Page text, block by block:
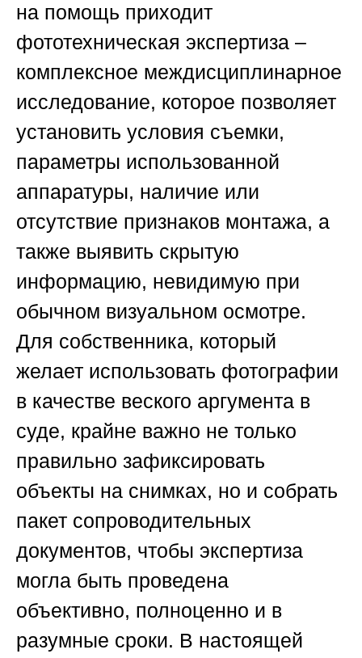
на помощь приходит
фототехническая экспертиза –
комплексное междисциплинарное
исследование, которое позволяет
установить условия съемки,
параметры использованной
аппаратуры, наличие или
отсутствие признаков монтажа, а
также выявить скрытую
информацию, невидимую при
обычном визуальном осмотре.
Для собственника, который
желает использовать фотографии
в качестве веского аргумента в
суде, крайне важно не только
правильно зафиксировать
объекты на снимках, но и собрать
пакет сопроводительных
документов, чтобы экспертиза
могла быть проведена
объективно, полноценно и в
разумные сроки. В настоящей